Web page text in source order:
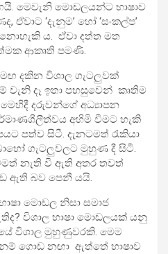
මෙවැනි මොඩලයන්ට භාෂාව
‘දැනුම’ හෝ ‘සංකල්ප’
ය. ඒවා දත්ත මත
ආකෘති පමණි.
දකින විශාල ගැටලුවක්
වැනි දෑ ඉතා පහසුවෙන් කෘතිම
දරුවන්ගේ අධ්‍යාපන
අහිමි වීමට හැකි
පත්ව සිටී. දැනටමත් රැකියා
ගැටලුවලට මුහුණ දී සිටී.
නැති වී ඇති අතර තවත්
ඇති බව පෙනී යයි.
මොඩල නිසා සමාජ
විශාල භාෂා මොඩලයක් යනු
විශාල මුහුණුවරකි. මෙම
ගොඩ නඟා ඇත්තේ භාෂාව